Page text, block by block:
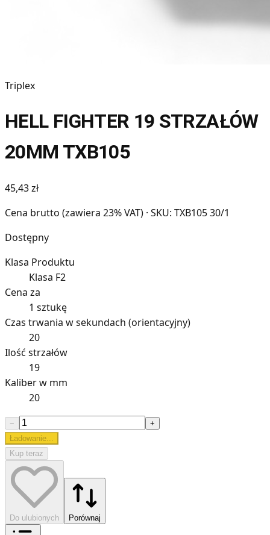
Triplex
HELL FIGHTER 19 STRZAŁÓW
20MM TXB105
45,43 zł
Cena brutto (zawiera 23% VAT) · SKU: TXB105 30/1
Dostępny
Klasa Produktu
Klasa F2
Cena za
1 sztukę
Czas trwania w sekundach (orientacyjny)
20
Ilość strzałów
19
Kaliber w mm
20
−
+
Ładowanie...
Kup teraz
Do ulubionych Porównaj